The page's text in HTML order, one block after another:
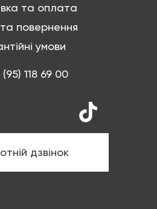
та оплата
повернення
умови
118 69 00
дзвінок